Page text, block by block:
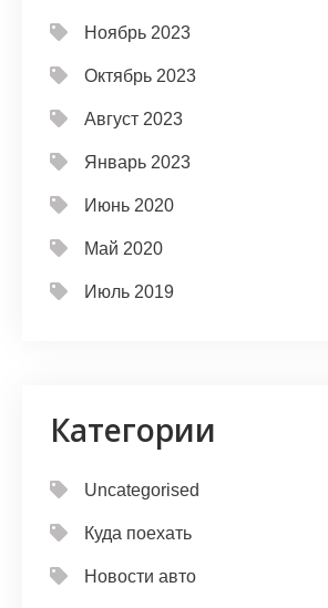
Ноябрь 2023
Октябрь 2023
Август 2023
Январь 2023
Июнь 2020
Май 2020
Июль 2019
Категории
Uncategorised
Куда поехать
Новости авто